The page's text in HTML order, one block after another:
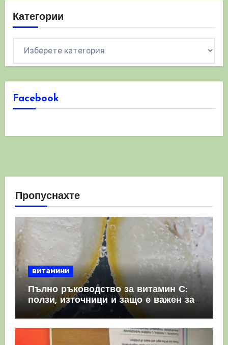
Категории
Facebook
Пропуснахте
витамини
Пълно ръководство за витамин С:
ползи, източници и защо е важен за
имунната система